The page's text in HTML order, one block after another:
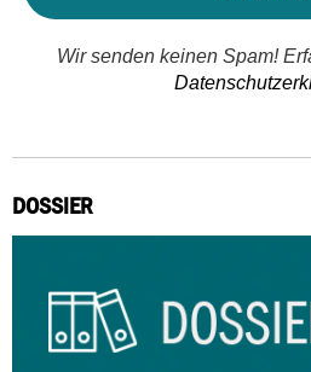
Wir senden keinen Spam!
DOSSIER